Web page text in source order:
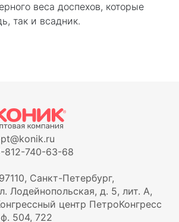
веса доспехов, которые
так и всадник.
812-740-63-68
Санкт-Петербург,
Лодейнопольская, д. 5, лит. А,
центр ПетроКонгресс
504, 722